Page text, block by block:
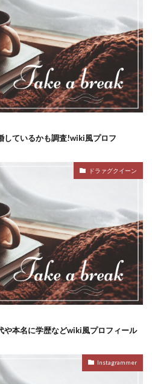
しているかも調査!wiki風プロフ
ドラァグクイーン
や本名に学歴などwiki風プロフィール
Instagrammer